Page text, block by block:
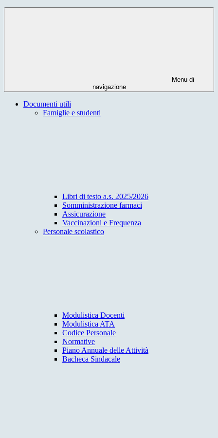
Menu di
navigazione
Documenti utili
Famiglie e studenti
Libri di testo a.s. 2025/2026
Somministrazione farmaci
Assicurazione
Vaccinazioni e Frequenza
Personale scolastico
Modulistica Docenti
Modulistica ATA
Codice Personale
Normative
Piano Annuale delle Attività
Bacheca Sindacale